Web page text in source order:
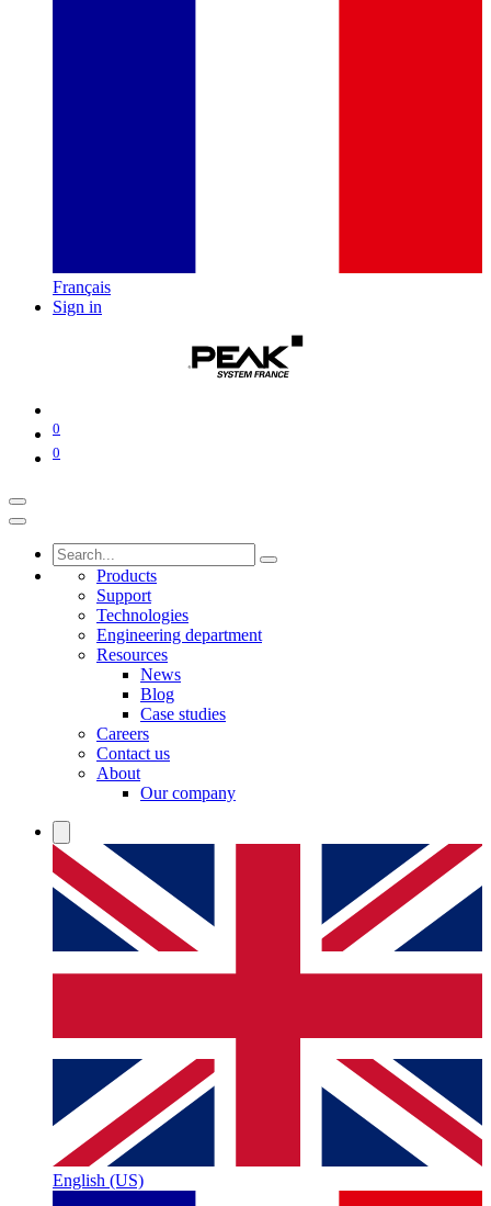
Français
Sign in
0
0
Products
Support
Technologies
Engineering department
Resources
News
Blog
Case studies
Careers
Contact us
About
Our company
English (US)